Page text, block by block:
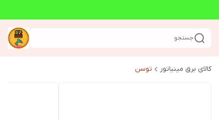
جستجو
کالای برق مینیاتور توسن